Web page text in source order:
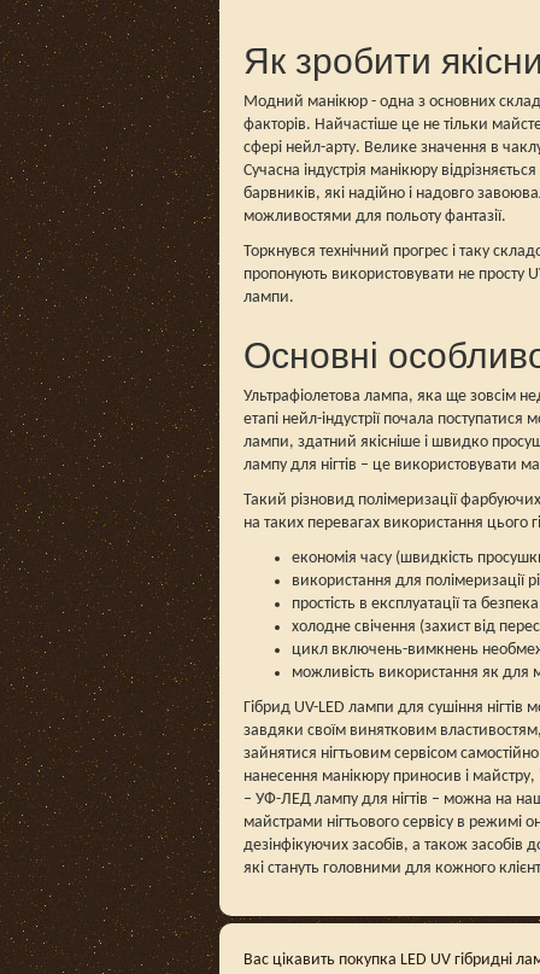
Як зробити
Модний манікюр - одна з основних
факторів. Найчастіше це не тільки
сфері нейл-арту. Велике значення в
Сучасна індустрія манікюру
барвників, які надійно і надовго
можливостями для польоту фантазії.
Торкнувся технічний прогрес і таку
пропонують використовувати не просту
лампи.
Основні
Ультрафіолетова лампа, яка ще зовсім
етапі нейл-індустрії почала
лампи, здатний якісніше і швидко
лампу для нігтів – це
Такий різновид полімеризації
на таких перевагах використання цього
економія часу (швидкість
використання для полімеризації
простість в експлуатації та
холодне свічення (захист від
цикл включень-вимкнень
можливість використання як для
Гібрид UV-LED лампи для сушіння
завдяки своїм винятковим
зайнятися нігтьовим сервісом
нанесення манікюру приносив і
– УФ-ЛЕД лампу для нігтів – можна на
майстрами нігтьового сервісу в режимі
дезінфікуючих засобів, а також засобів
які стануть головними для кожного
Вас цікавить покупка LED UV гібридні